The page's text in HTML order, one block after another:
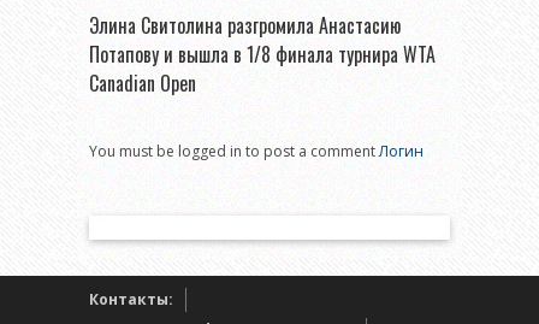
Элина Свитолина разгромила Анастасию
Потапову и вышла в 1/8 финала турнира WTA
Canadian Open
You must be logged in to post a commentЛогин
Контакты: